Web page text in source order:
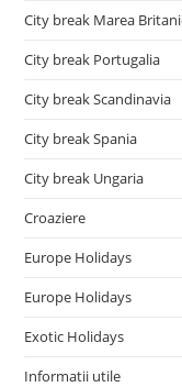
City break Marea
City break Portugalia
City break Scandinavia
City break Spania
City break Ungaria
Croaziere
Europe Holidays
Europe Holidays
Exotic Holidays
Informatii utile